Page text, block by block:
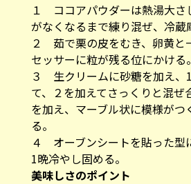
１ ココアパウダーは熱湯大さ
がなくなるまで練り混ぜ、冷蔵
２ 茹で栗の皮をむき、卵黄と
セッサーに粒が残る位にかける。
３ 生クリームに砂糖を加え、
て、２を加えてさっくりと混ぜ
を加え、マーブル状に模様がつ
る。
４ オーブンシートを貼った型
1晩冷やし固める。
美味しさのポイント